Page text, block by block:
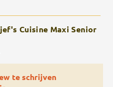
Cuisine Maxi Senior
te schrijven